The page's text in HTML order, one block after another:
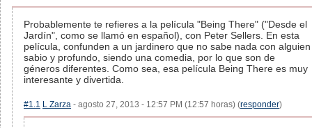
Probablemente te refieres a la película "Being There" ("Desde el
Jardín", como se llamó en español), con Peter Sellers. En esta
película, confunden a un jardinero que no sabe nada con alguien
sabio y profundo, siendo una comedia, por lo que son de
géneros diferentes. Como sea, esa película Being There es muy
interesante y divertida.
#1.1 L Zarza - agosto 27, 2013 - 12:57 PM (12:57 horas) (responder)